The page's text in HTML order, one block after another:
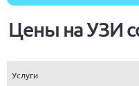
Цены на УЗИ
Услуги